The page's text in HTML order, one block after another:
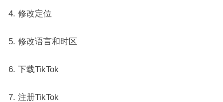
4. 修改定位
5. 修改语言和时区
6. 下载TikTok
7. 注册TikTok